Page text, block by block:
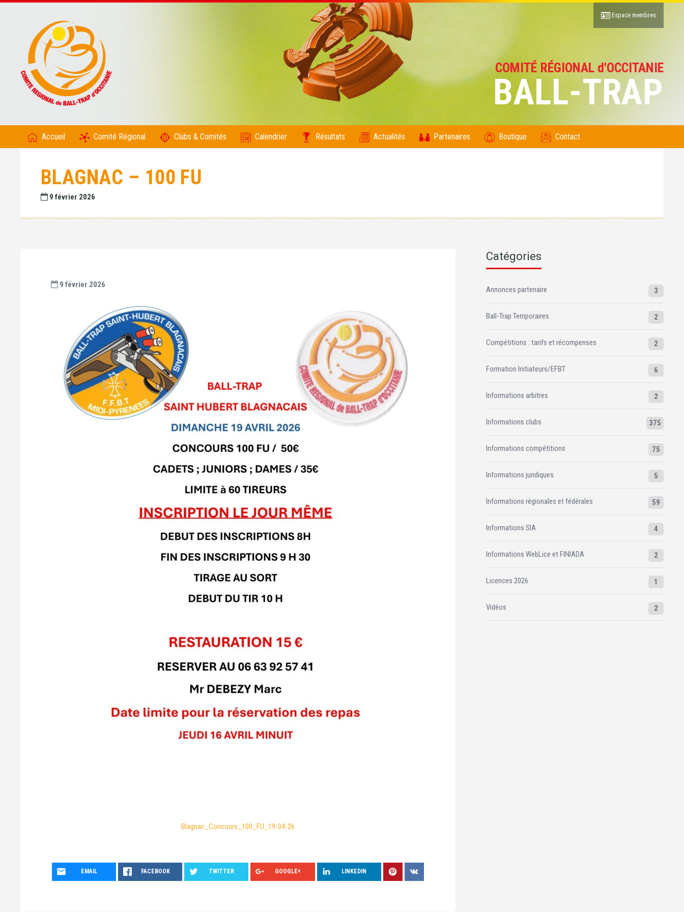
COMITÉ RÉGIONAL d'OCCITANIE
BALL-TRAP
Espace membres
Accueil Comité Régional Clubs & Comités Calendrier Résultats Actualités Partenaires Boutique Contact
BLAGNAC – 100 FU
9 février 2026
9 février 2026
Blagnac_Concours_100_FU_19-04-26
EMAIL FACEBOOK TWITTER GOOGLE+ LINKEDIN
Catégories
Annonces partenaire 3
Ball-Trap Temporaires 2
Compétitions : tarifs et récompenses 2
Formation Initiateurs/EFBT 6
Informations arbitres 2
Informations clubs 375
Informations compétitions 75
Informations juridiques 5
Informations régionales et fédérales 59
Informations SIA 4
Informations WebLice et FINIADA 2
Licences 2026 1
Vidéos 2